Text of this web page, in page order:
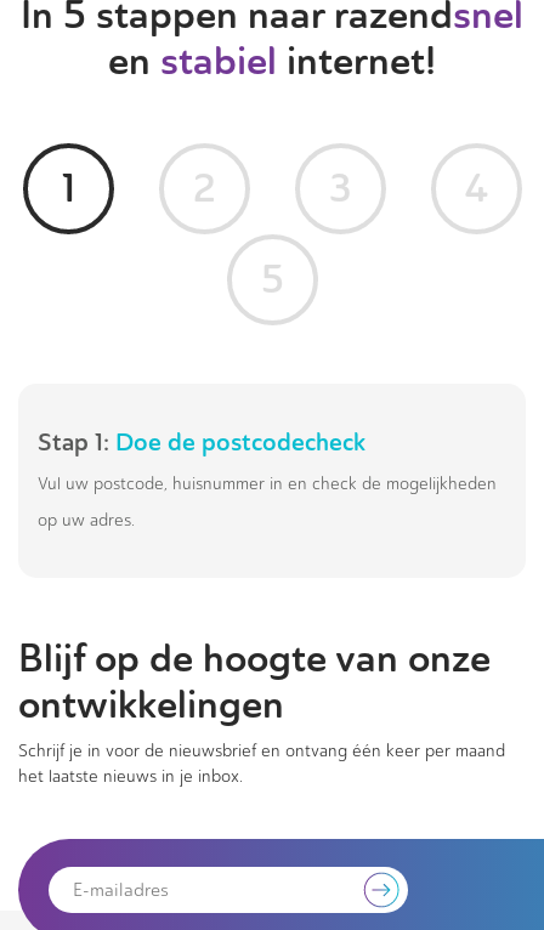
In 5 stappen naar razendsnel
en stabiel internet!
1 2 3
4
5
Stap 1: Doe de postcodecheck
Vul uw postcode, huisnummer in en check de mogelijkheden
op uw adres.
Blijf op de hoogte van onze
ontwikkelingen
Schrijf je in voor de nieuwsbrief en ontvang één keer per maand
het laatste nieuws in je inbox.